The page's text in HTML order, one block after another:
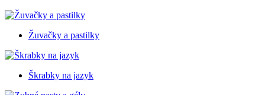
Žuvačky a pastilky
Škrabky na jazyk